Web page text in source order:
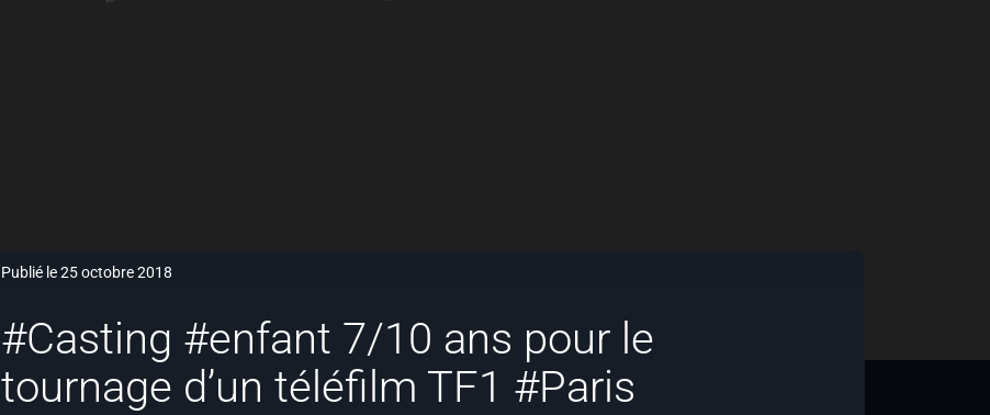
Publié le 25 octobre 2018
#Casting #enfant 7/10 ans pour le
tournage d’un téléfilm TF1 #Paris